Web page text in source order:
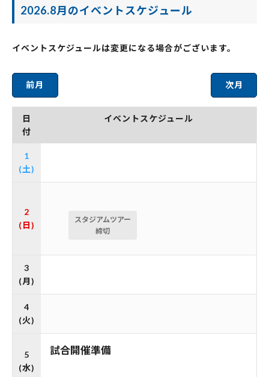
2026.8月のイベントスケジュール
イベントスケジュールは変更になる場合がございます。
前月 次月
日
付
イベントスケジュール
1
(土)
2
(日)
スタジアムツアー
締切
3
(月)
4
(火)
5
(水)
試合開催準備